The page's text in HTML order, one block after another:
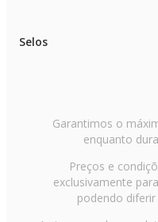
Selos
Garantimos o
enquanto
Preços e
exclusivamente
podendo